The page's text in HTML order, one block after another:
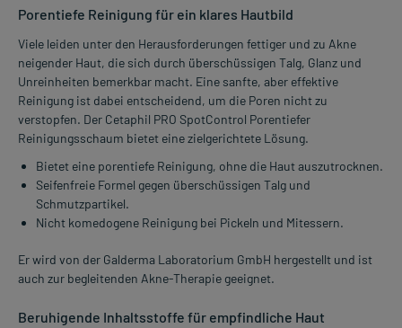
Porentiefe Reinigung für ein klares Hautbild
Viele leiden unter den Herausforderungen fettiger und zu Akne
neigender Haut, die sich durch überschüssigen Talg, Glanz und
Unreinheiten bemerkbar macht. Eine sanfte, aber effektive
Reinigung ist dabei entscheidend, um die Poren nicht zu
verstopfen. Der Cetaphil PRO SpotControl Porentiefer
Reinigungsschaum bietet eine zielgerichtete Lösung.
Bietet eine porentiefe Reinigung, ohne die Haut auszutrocknen.
Seifenfreie Formel gegen überschüssigen Talg und
Schmutzpartikel.
Nicht komedogene Reinigung bei Pickeln und Mitessern.
Er wird von der Galderma Laboratorium GmbH hergestellt und ist
auch zur begleitenden Akne-Therapie geeignet.
Beruhigende Inhaltsstoffe für empfindliche Haut